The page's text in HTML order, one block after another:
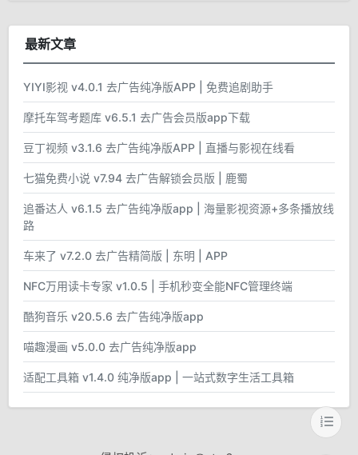
最新文章
YIYI影视 v4.0.1 去广告纯净版APP | 免费追剧助手
摩托车驾考题库 v6.5.1 去广告会员版app下载
豆丁视频 v3.1.6 去广告纯净版APP | 直播与影视在线看
七猫免费小说 v7.94 去广告解锁会员版 | 鹿蜀
追番达人 v6.1.5 去广告纯净版app | 海量影视资源+多条播放线
路
车来了 v7.2.0 去广告精简版 | 东明 | APP
NFC万用读卡专家 v1.0.5 | 手机秒变全能NFC管理终端
酷狗音乐 v20.5.6 去广告纯净版app
喵趣漫画 v5.0.0 去广告纯净版app
适配工具箱 v1.4.0 纯净版app | 一站式数字生活工具箱